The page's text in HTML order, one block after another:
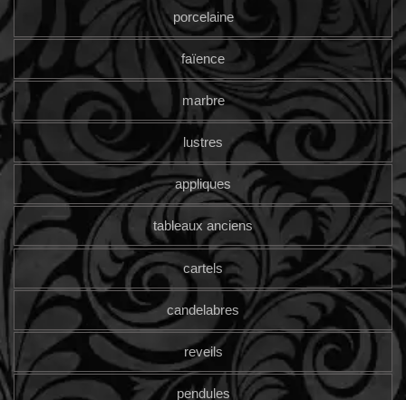
porcelaine
faïence
marbre
lustres
appliques
tableaux anciens
cartels
candelabres
reveils
pendules